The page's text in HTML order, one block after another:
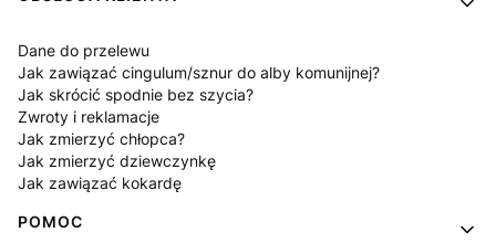
Dane do przelewu
Jak zawiązać cingulum/sznur do alby komunijnej?
Jak skrócić spodnie bez szycia?
Zwroty i reklamacje
Jak zmierzyć chłopca?
Jak zmierzyć dziewczynkę
Jak zawiązać kokardę
POMOC